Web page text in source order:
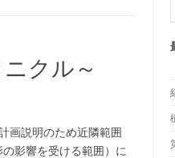
クル～
画説明のため近隣範囲
の影響を受ける範囲）に